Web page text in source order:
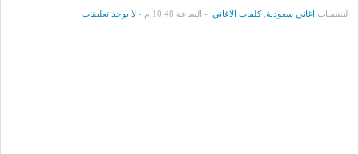
التسميات اغاني سعودية ,كلمات الاغاني - الساعة 10:48 م - لا يوجد تعليقات